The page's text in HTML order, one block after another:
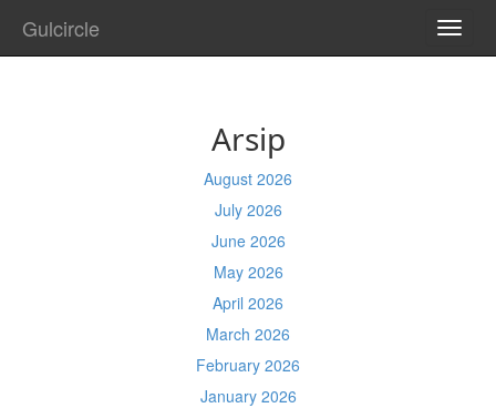
Gulcircle
Arsip
August 2026
July 2026
June 2026
May 2026
April 2026
March 2026
February 2026
January 2026